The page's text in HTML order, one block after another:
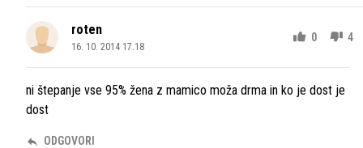
roten
16. 10. 2014 17.18
0 4
ni štepanje vse 95% žena z mamico moža drma in ko je dost je
dost
ODGOVORI